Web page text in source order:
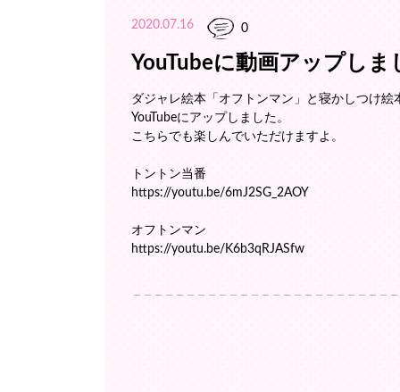
2020.07.16 0
YouTubeに動画アップしま
ダジャレ絵本「オフトンマン」と寝かしつけ絵
YouTubeにアップしました。
こちらでも楽しんでいただけますよ。
トントン当番
https://youtu.be/6mJ2SG_2AOY
オフトンマン
https://youtu.be/K6b3qRJASfw